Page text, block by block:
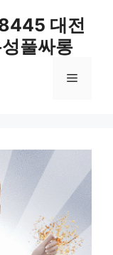
대전
풀싸롱
메